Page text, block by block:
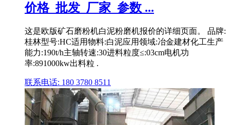
价格_批发_厂家_参数 ...
这是欧版矿石磨粉机白泥粉磨机报价的详细页面。 品牌:
桂林型号:HC适用物料:白泥应用领域:冶金建材化工生产
能力:190t/h主轴转速:30进料粒度≤:03cm电机功
率:891000kw出料粒 .
联系电话: 180 3780 8511